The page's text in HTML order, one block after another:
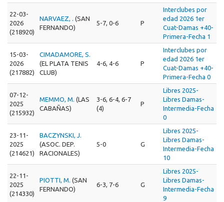
22-03-
2026
(218920)
NARVAEZ, . (SAN
FERNANDO)
5-7, 0-6 P
Interclubes por
edad 2026 1er
Cuat-Damas +40-
Primera-Fecha 1
15-03-
2026
(217882)
CIMADAMORE, S.
(EL PLATA TENIS
CLUB)
4-6, 4-6 P
Interclubes por
edad 2026 1er
Cuat-Damas +40-
Primera-Fecha 0
07-12-
2025
(215932)
MEMMO, M. (LAS
CABAÑAS)
3-6, 6-4, 6-7
(4)
P
Libres 2025-
Libres Damas-
Intermedia-Fecha
0
23-11-
2025
(214621)
BACZYNSKI, J.
(ASOC. DEP.
RACIONALES)
5-0 G
Libres 2025-
Libres Damas-
Intermedia-Fecha
10
22-11-
2025
(214330)
PIOTTI, M. (SAN
FERNANDO)
6-3, 7-6 G
Libres 2025-
Libres Damas-
Intermedia-Fecha
9